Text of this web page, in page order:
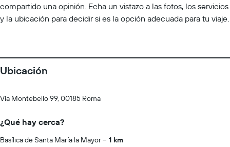
compartido una opinión. Echa un vistazo a las fotos, los servicios
y la ubicación para decidir si es la opción adecuada para tu viaje.
Ubicación
Via Montebello 99, 00185 Roma
¿Qué hay cerca?
Basílica de Santa María la Mayor
1 km